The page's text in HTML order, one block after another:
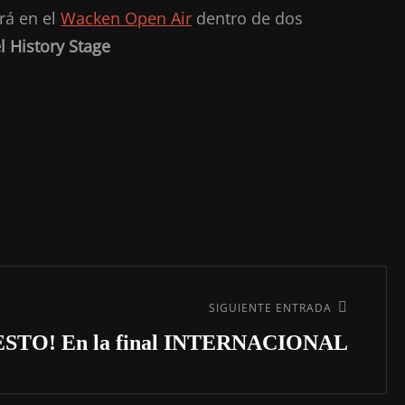
en el Wacken Open Air dentro de dos
History Stage
SIGUIENTE ENTRADA
En la final INTERNACIONAL